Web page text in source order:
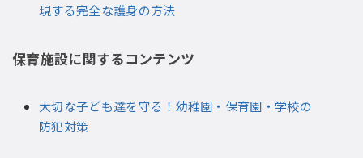
現する完全な護身の方法
保育施設に関するコンテンツ
大切な子ども達を守る！幼稚園・保育園・学校の
防犯対策